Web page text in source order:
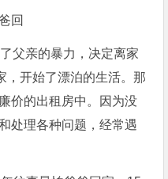
回
父亲的暴力，决定离家
，开始了漂泊的生活。那
价的出租房中。因为没
处理各种问题，经常遇